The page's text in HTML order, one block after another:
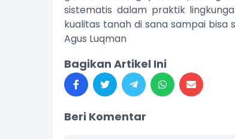
sistematis dalam praktik
kualitas tanah di sana sampai bisa
Agus Luqman
Bagikan Artikel Ini
Beri Komentar